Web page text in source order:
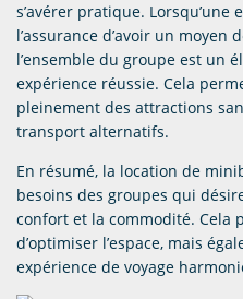
s’avérer pratique. Lorsqu’une
l’assurance d’avoir un
l’ensemble du groupe est un
expérience réussie. Cela
pleinement des attractions
transport alternatifs.
En résumé, la location de
besoins des groupes qui
confort et la commodité. Cela
d’optimiser l’espace, mais
expérience de voyage